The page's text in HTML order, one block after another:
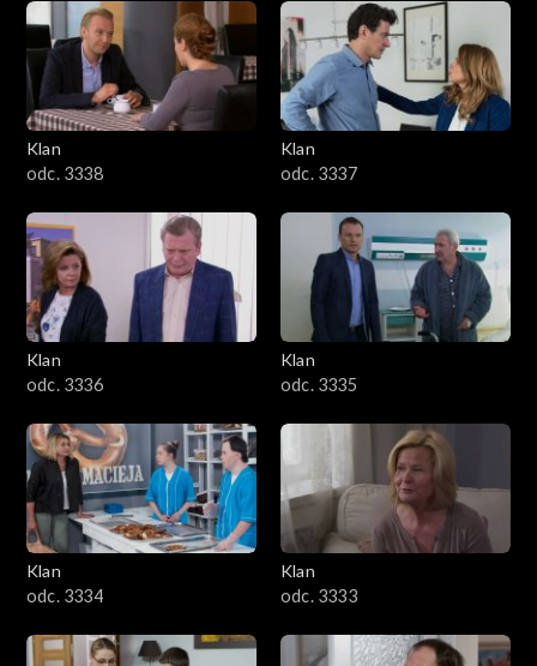
Klan
odc. 3338
Klan
odc. 3337
Klan
odc. 3336
Klan
odc. 3335
Klan
odc. 3334
Klan
odc. 3333